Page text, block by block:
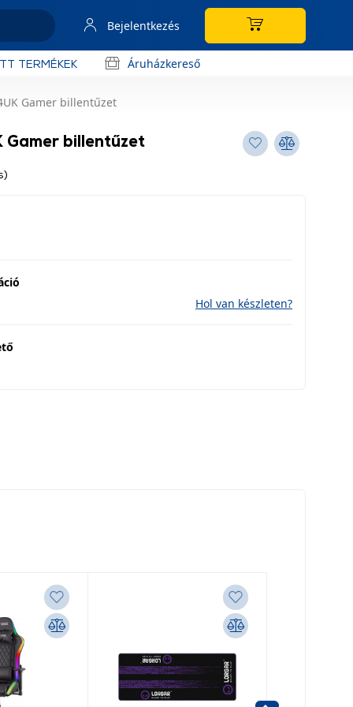
Bejelentkezés
TERMÉKEK Áruházkereső
Gamer billentűzet
Gamer billentűzet
Hol van készleten?